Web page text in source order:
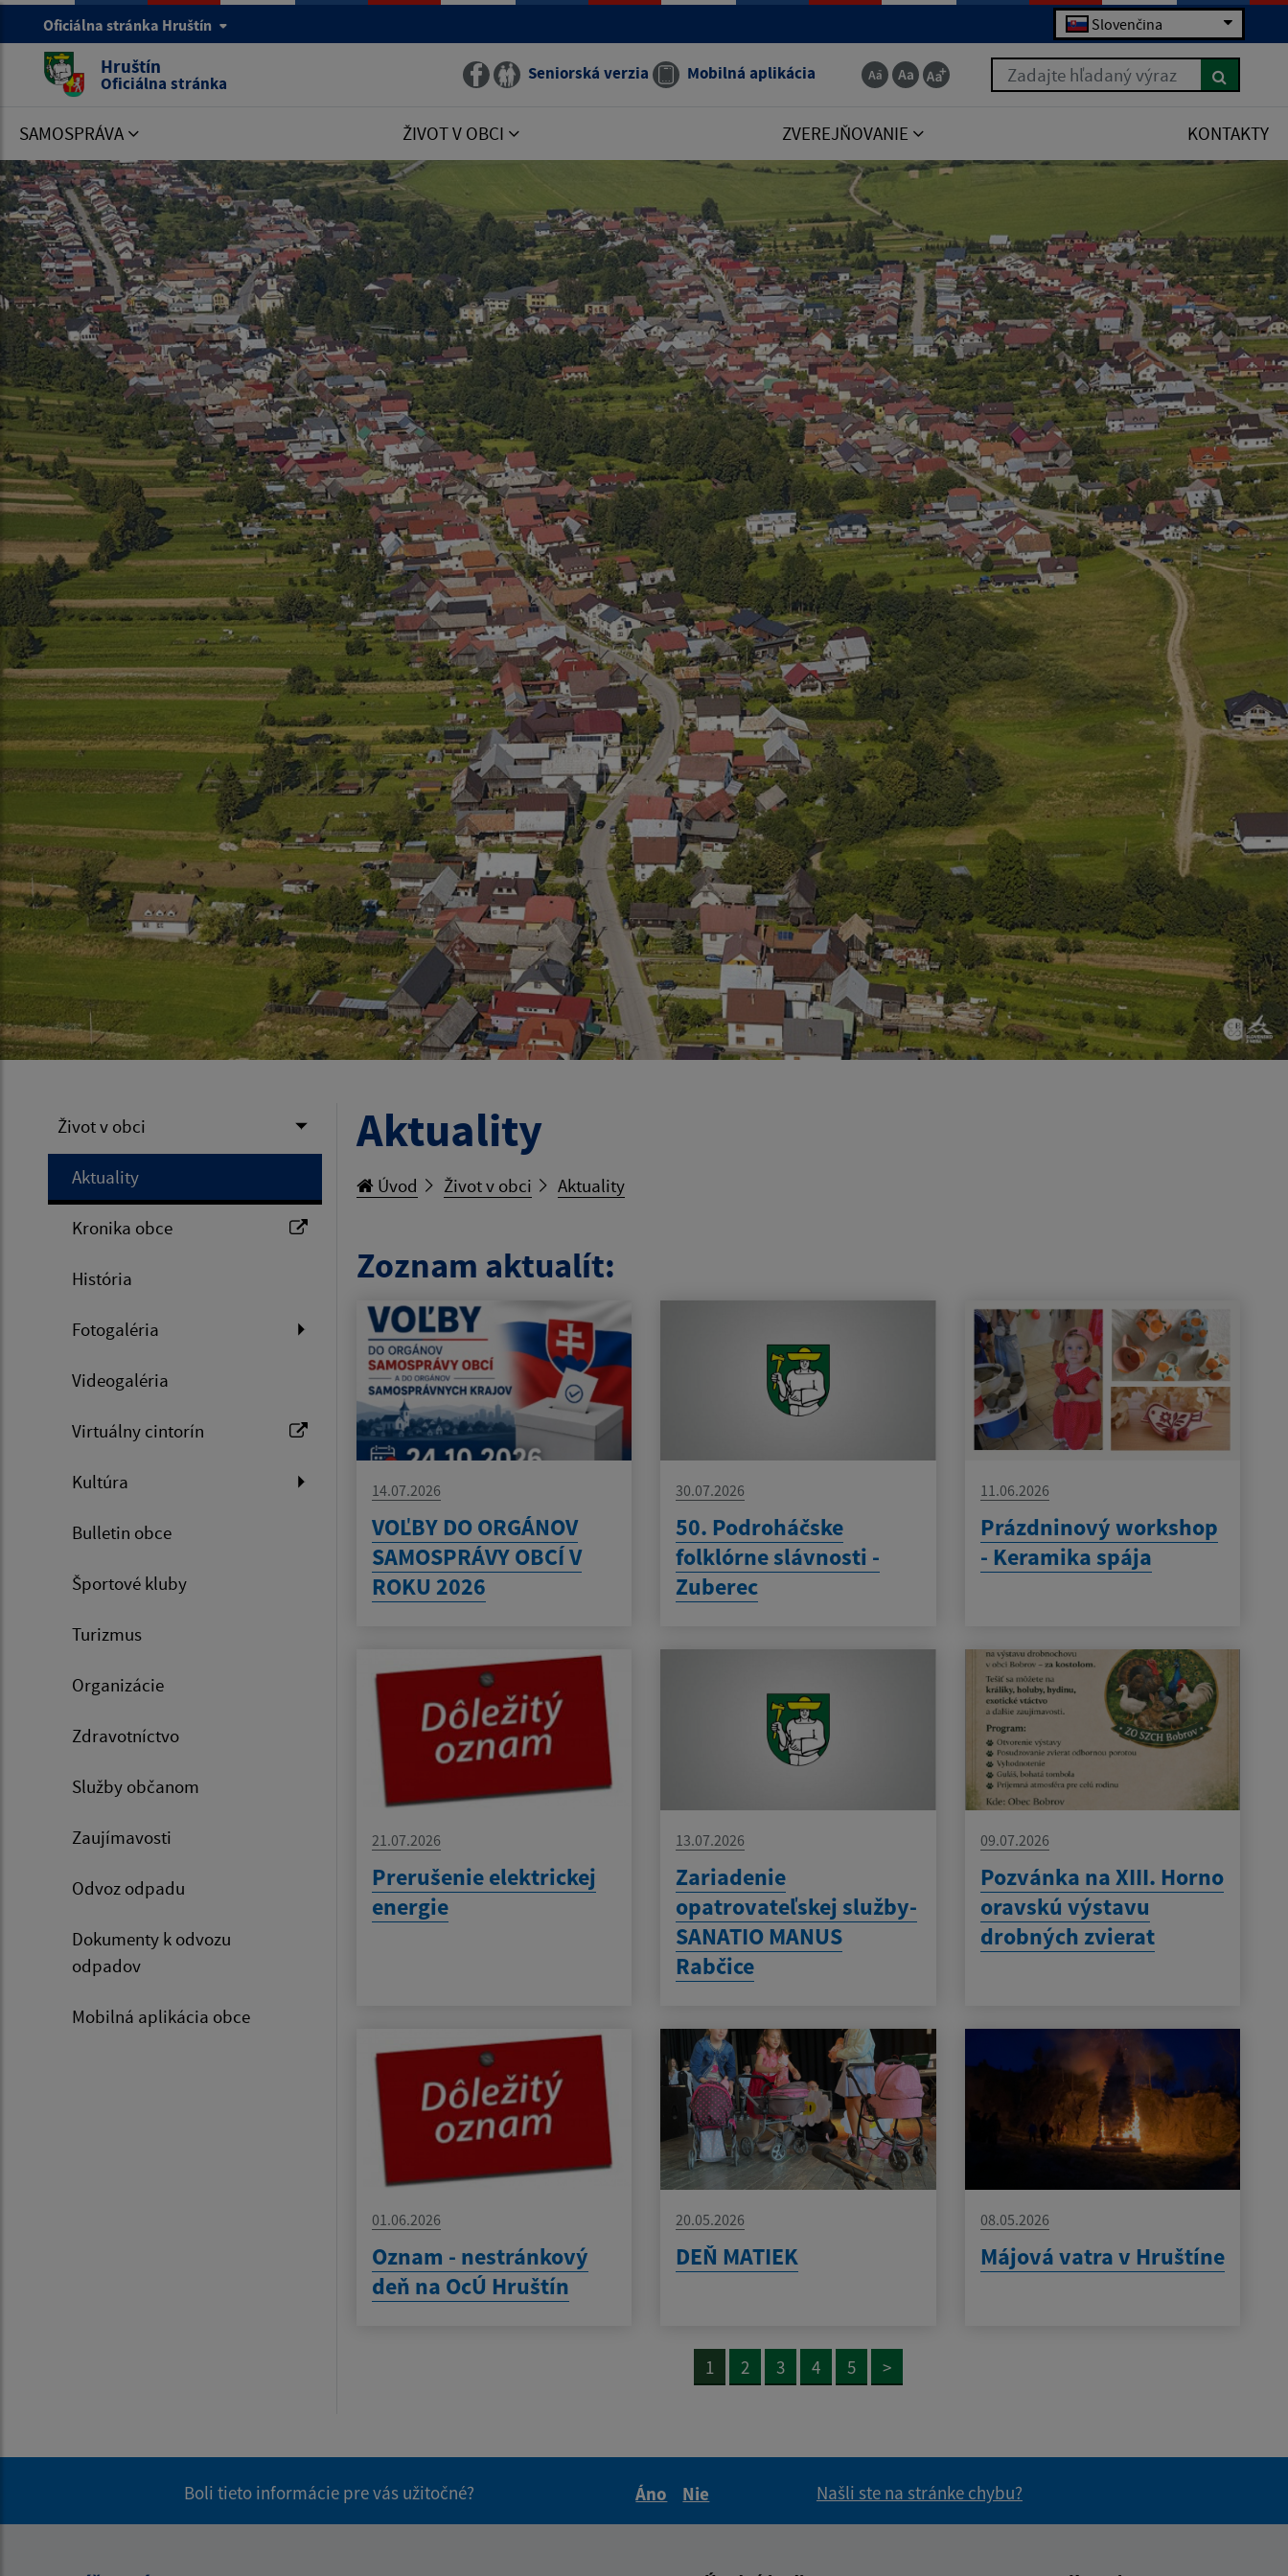
Oficiálna stránka Hruštín Slovenčina
Hruštín
Oficiálna stránka Seniorská verzia Mobilná aplikácia Zadajte hľadaný výraz
SAMOSPRÁVA ŽIVOT V OBCI ZVEREJŇOVANIE KONTAKTY
Život v obci
Aktuality
Kronika obce
História
Fotogaléria
Videogaléria
Virtuálny cintorín
Kultúra
Bulletin obce
Športové kluby
Turizmus
Organizácie
Zdravotníctvo
Služby občanom
Zaujímavosti
Odvoz odpadu
Dokumenty k odvozu
odpadov
Mobilná aplikácia obce
Aktuality
Úvod Život v obci Aktuality
Zoznam aktualít:
14.07.2026
VOĽBY DO ORGÁNOV
SAMOSPRÁVY OBCÍ V
ROKU 2026
30.07.2026
50. Podroháčske
folklórne slávnosti -
Zuberec
11.06.2026
Prázdninový workshop
- Keramika spája
21.07.2026
Prerušenie elektrickej
energie
13.07.2026
Zariadenie
opatrovateľskej služby-
SANATIO MANUS
Rabčice
09.07.2026
Pozvánka na XIII. Horno
oravskú výstavu
drobných zvierat
01.06.2026
Oznam - nestránkový
deň na OcÚ Hruštín
20.05.2026
DEŇ MATIEK
08.05.2026
Májová vatra v Hruštíne
1 2 3 4 5 >
Boli tieto informácie pre vás užitočné?
Áno
Nie
Našli ste na stránke chybu?